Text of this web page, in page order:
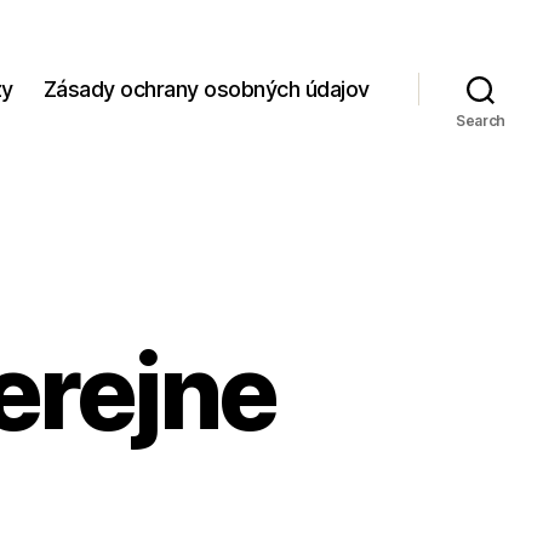
Zásady ochrany osobných údajov
Search